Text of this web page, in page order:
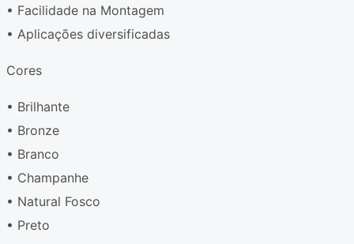
• Facilidade na Montagem
• Aplicações diversificadas
Cores
• Brilhante
• Bronze
• Branco
• Champanhe
• Natural Fosco
• Preto